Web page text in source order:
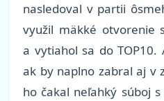
nasledoval v partii
využil mäkké otvorenie
a vytiahol sa do TOP10.
ak by naplno zabral aj v
ho čakal neľahký súboj